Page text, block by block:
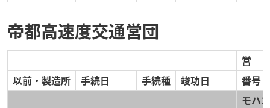
帝都高速度交通営団
営
以前・製造所
手続日 手続種 竣功日
番号
モハ